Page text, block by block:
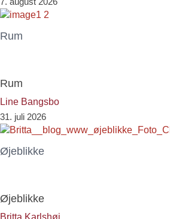
Rum
Rum
Line Bangsbo
31. juli 2026
Øjeblikke
Øjeblikke
Britta Karlshøj